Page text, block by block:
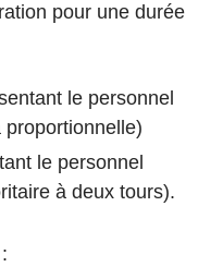
pour une durée
le personnel
le personnel
à deux tours).